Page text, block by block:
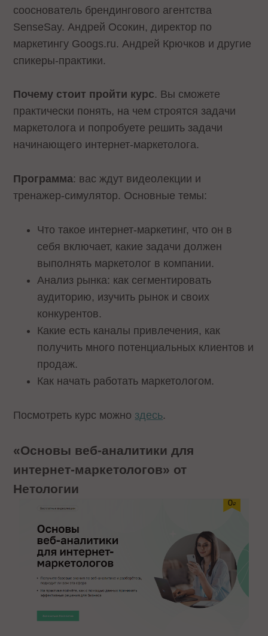
сооснователь брендингового агентства
SenseSay. Андрей Осокин, директор по
маркетингу Googs.ru. Андрей Крючков и другие
спикеры-практики.
Почему стоит пройти курс. Вы сможете
практически понять, на чем строятся задачи
маркетолога и попробуете решить задачи
начинающего интернет-маркетолога.
Программа: вас ждут видеолекции и
тренажер-симулятор. Основные темы:
Что такое интернет-маркетинг, что он в
себя включает, какие задачи должен
выполнять маркетолог в компании.
Анализ рынка: как сегментировать
аудиторию, изучить рынок и своих
конкурентов.
Какие есть каналы привлечения, как
получить много потенциальных клиентов и
продаж.
Как начать работать маркетологом.
Посмотреть курс можно здесь.
«Основы веб-аналитики для
интернет-маркетологов» от
Нетологии